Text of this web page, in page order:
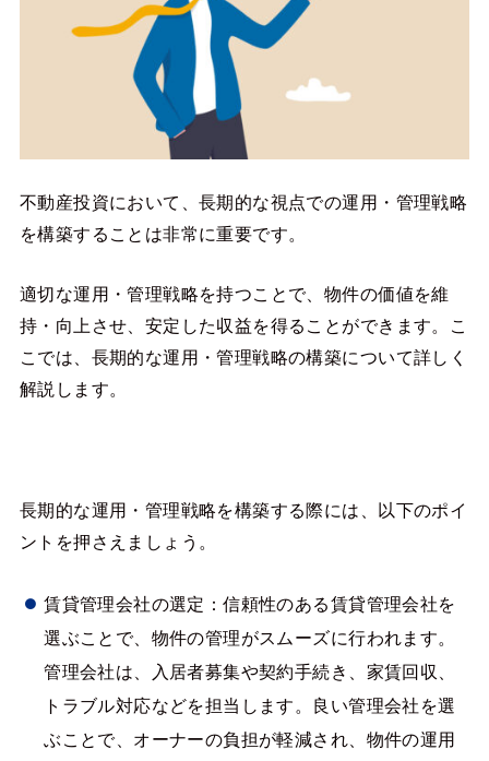
不動産投資において、長期的な視点での運用・管理戦略
を構築することは非常に重要です。
適切な運用・管理戦略を持つことで、物件の価値を維
持・向上させ、安定した収益を得ることができます。こ
こでは、長期的な運用・管理戦略の構築について詳しく
解説します。
長期的な運用・管理戦略を構築する際には、以下のポイ
ントを押さえましょう。
賃貸管理会社の選定：信頼性のある賃貸管理会社を
選ぶことで、物件の管理がスムーズに行われます。
管理会社は、入居者募集や契約手続き、家賃回収、
トラブル対応などを担当します。良い管理会社を選
ぶことで、オーナーの負担が軽減され、物件の運用